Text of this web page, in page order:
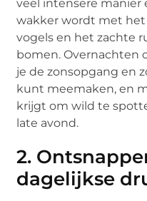
veel intensere manier
wakker wordt met
vogels en het zachte
bomen. Overnachten
je de zonsopgang en
kunt meemaken, en
krijgt om wild te
late avond.
2.
dagelijkse